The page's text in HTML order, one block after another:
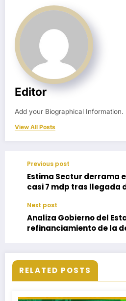
Editor
Add your Biographical Information.
View All Posts
Previous post
Estima Sectur derrama
casi 7 mdp tras llegada
Next post
Analiza Gobierno del
refinanciamiento de la
RELATED POSTS